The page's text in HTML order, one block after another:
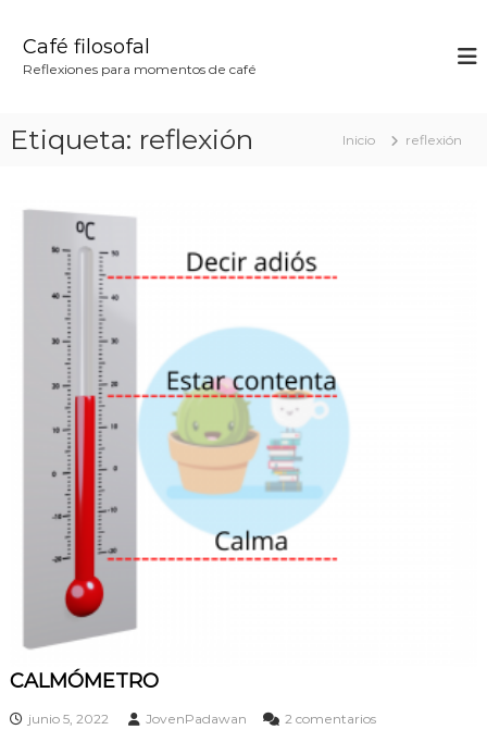
Café filosofal
Reflexiones para momentos de café
Etiqueta: reflexión Inicio reflexión
CALMÓMETRO
junio 5, 2022 JovenPadawan 2 comentariose